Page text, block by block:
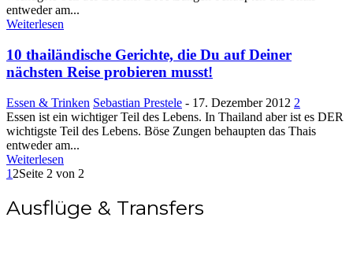
entweder am...
Weiterlesen
10 thailändische Gerichte, die Du auf Deiner
nächsten Reise probieren musst!
Essen & Trinken Sebastian Prestele - 17. Dezember 2012 2
Essen ist ein wichtiger Teil des Lebens. In Thailand aber ist es DER
wichtigste Teil des Lebens. Böse Zungen behaupten das Thais
entweder am...
Weiterlesen
1 2Seite 2 von 2
Ausflüge & Transfers